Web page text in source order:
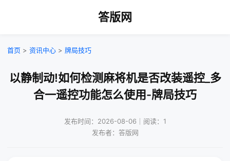
答版网
首页 > 资讯中心 > 牌局技巧
以静制动!如何检测麻将机是否改装遥控_多
合一遥控功能怎么使用-牌局技巧
发布时间：2026-08-06｜阅读：1
发布者：答版网